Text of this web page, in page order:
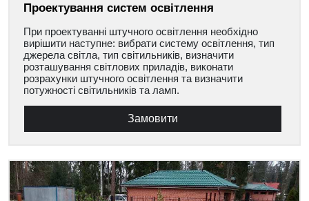
Проектування систем освітлення
При проектуванні штучного освітлення необхідно
вирішити наступне: вибрати систему освітлення, тип
джерела світла, тип світильників, визначити
розташування світлових приладів, виконати
розрахунки штучного освітлення та визначити
потужності світильників та ламп.
Замовити